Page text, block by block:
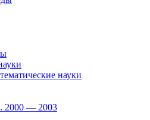
науки
2000 — 2003